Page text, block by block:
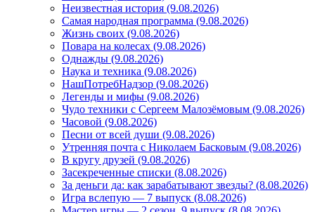
Неизвестная история (9.08.2026)
Самая народная программа (9.08.2026)
Жизнь своих (9.08.2026)
Повара на колесах (9.08.2026)
Однажды (9.08.2026)
Наука и техника (9.08.2026)
НашПотребНадзор (9.08.2026)
Легенды и мифы (9.08.2026)
Чудо техники с Сергеем Малозёмовым (9.08.2026)
Часовой (9.08.2026)
Песни от всей души (9.08.2026)
Утренняя почта с Николаем Басковым (9.08.2026)
В кругу друзей (9.08.2026)
Засекреченные списки (8.08.2026)
За деньги да: как зарабатывают звезды? (8.08.2026)
Игра вслепую — 7 выпуск (8.08.2026)